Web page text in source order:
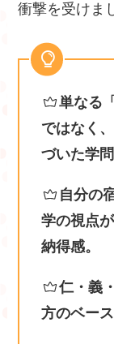
衝撃を受けま
単なる
ではなく
づいた学
自分の
学の視点
納得感。
仁・義
方のベー